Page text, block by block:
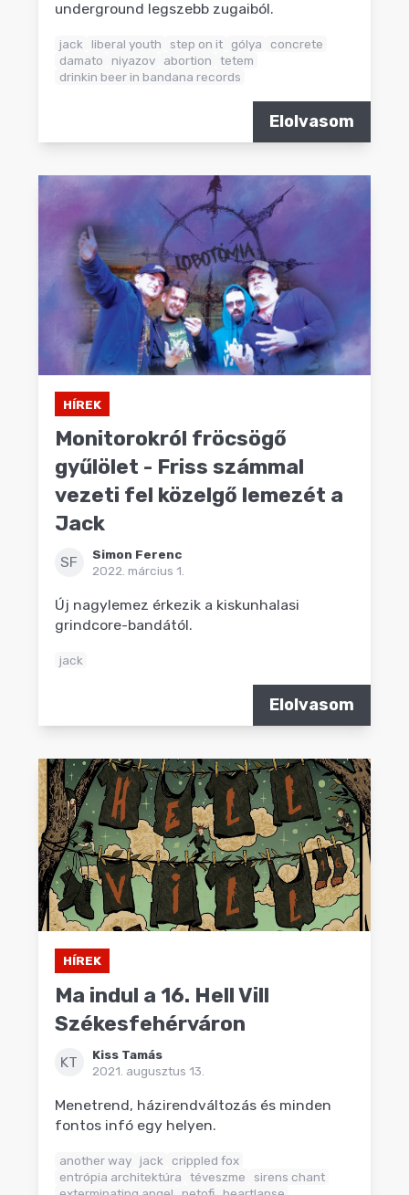
underground legszebb zugaiból.
jack liberal youth step on it gólya
concrete
damato
niyazov abortion
tetem
drinkin beer in bandana records
Elolvasom
HÍREK
Monitorokról fröcsögő
gyűlölet - Friss számmal
vezeti fel közelgő lemezét a
Jack
SF
Simon Ferenc
2022. március 1.
Új nagylemez érkezik a kiskunhalasi
grindcore-bandától.
jack
Elolvasom
HÍREK
Ma indul a 16. Hell Vill
Székesfehérváron
KT
Kiss Tamás
2021. augusztus 13.
Menetrend, házirendváltozás és minden
fontos infó egy helyen.
another way jack
crippled fox
entrópia architektúra
téveszme
sirens chant